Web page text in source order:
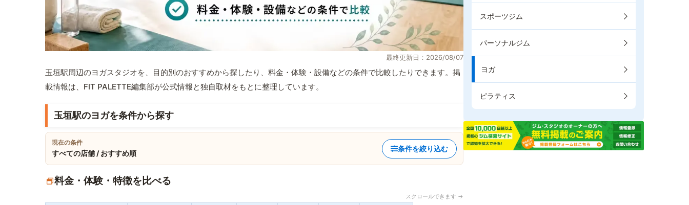
最終更新日：2026/08/07
玉垣駅周辺のヨガスタジオを、目的別のおすすめから探したり、料金・体験・設備などの条件で比較したりできます。掲
載情報は、FIT PALETTE編集部が公式情報と独自取材をもとに整理しています。
玉垣駅のヨガを条件から探す
現在の条件
すべての店舗 / おすすめ順
条件を絞り込む
料金・体験・特徴を比べる
スクロールできます →
スポーツジム
パーソナルジム
ヨガ
ピラティス